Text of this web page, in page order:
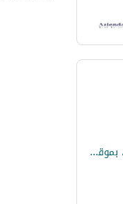
شقة مميزة للإيجار داخل كمبوند زايد هايتس بالشيخ زايد، بموقع استراتيجي على بُعد دقائق من أركان مول ومدخل زايد 3، مع إطلالة مفتوحة وتشطيب ألترا سوبر لوكس، وأول سكن. تبلغ مساحة الشقة 330 مترًا، وتتكون من 4 غرف نوم (منها غرفة ماستر بحمام ودريسنج)، وريسبشن واس